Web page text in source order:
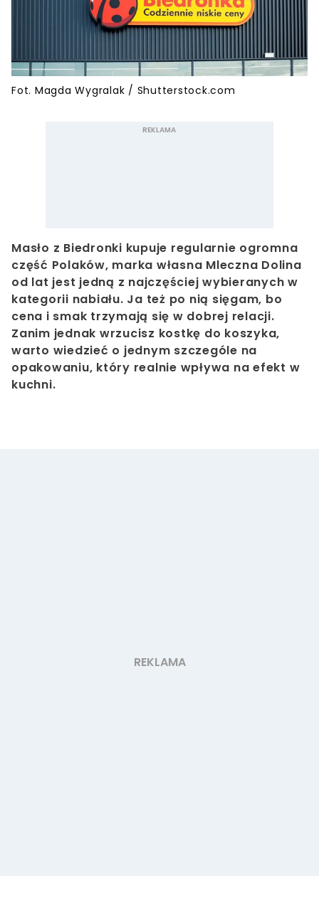
Fot. Magda Wygralak / Shutterstock.com
Masło z Biedronki kupuje regularnie ogromna
część Polaków, marka własna Mleczna Dolina
od lat jest jedną z najczęściej wybieranych w
kategorii nabiału. Ja też po nią sięgam, bo
cena i smak trzymają się w dobrej relacji.
Zanim jednak wrzucisz kostkę do koszyka,
warto wiedzieć o jednym szczególe na
opakowaniu, który realnie wpływa na efekt w
kuchni.